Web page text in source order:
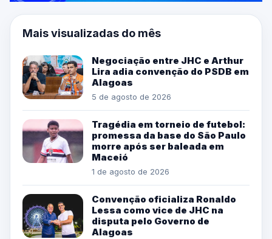
Mais visualizadas do mês
Negociação entre JHC e Arthur
Lira adia convenção do PSDB em
Alagoas
5 de agosto de 2026
Tragédia em torneio de futebol:
promessa da base do São Paulo
morre após ser baleada em
Maceió
1 de agosto de 2026
Convenção oficializa Ronaldo
Lessa como vice de JHC na
disputa pelo Governo de
Alagoas